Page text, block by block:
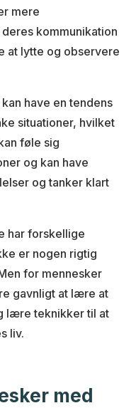
mere
kommunikation
at lytte og observere
have en tendens
situationer, hvilket
føle sig
og kan have
og tanker klart
har forskellige
er nogen rigtig
for mennesker
gavnligt at lære at
lære teknikker til at
liv.
med